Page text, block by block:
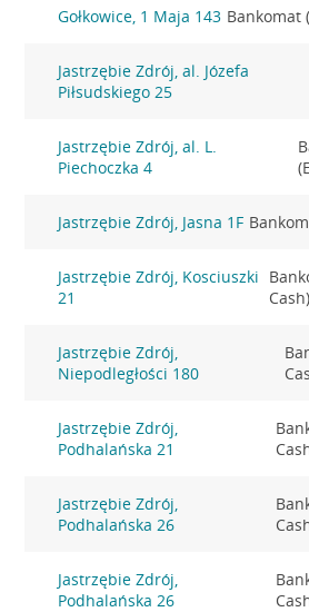
Gołkowice, 1 Maja 143 Bankomat
Jastrzębie Zdrój, al. Józefa
Piłsudskiego 25
Jastrzębie Zdrój, al. L.
Piechoczka 4
Jastrzębie Zdrój, Jasna 1F
Jastrzębie Zdrój, Kosciuszki
21
Cash)
Jastrzębie Zdrój,
Niepodległości 180
Jastrzębie Zdrój,
Podhalańska 21
Jastrzębie Zdrój,
Podhalańska 26
Jastrzębie Zdrój,
Podhalańska 26